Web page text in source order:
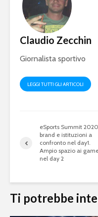
Claudio Zecchin
Giornalista sportivo
LEGGI TUTTI GLI ARTICOLI
eSports Summit
brand e istituzioni a
confronto nel day1.
Ampio spazio ai
nel day 2
Ti potrebbe
team
Fortnite:
Games